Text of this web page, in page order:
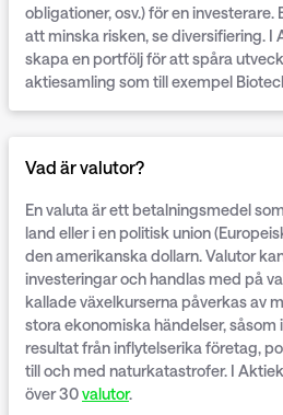
obligationer, osv.) för en
att minska risken, se diversifiering. I
skapa en portfölj för att spåra
aktiesamling som till exempel
Vad är valutor?
En valuta är ett betalningsmedel
land eller i en politisk union
den amerikanska dollarn. Valutor
investeringar och handlas med på
kallade växelkurserna påverkas av
stora ekonomiska händelser, såsom
resultat från inflytelserika företag,
till och med naturkatastrofer. I
över 30valutor.